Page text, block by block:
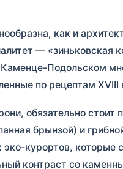
как и
— «зиньковская
Подольском
по рецептам XVIII
обязательно стоит
брынзой) и
курортов, которые
контраст со